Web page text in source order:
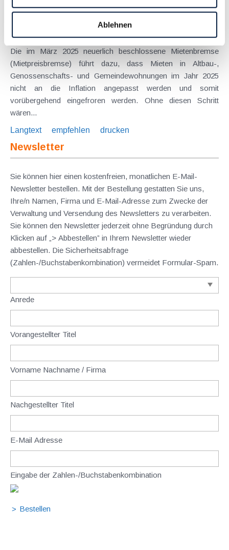
Ablehnen
Kurz-Info zur Mietpreisbremse
Die im März 2025 neuerlich beschlossene Mietenbremse
(Mietpreisbremse) führt dazu, dass Mieten in Altbau-,
Genossenschafts- und Gemeindewohnungen im Jahr 2025
nicht an die Inflation angepasst werden und somit
vorübergehend eingefroren werden. Ohne diesen Schritt
wären...
Langtext
empfehlen drucken
Newsletter
Sie können hier einen kostenfreien, monatlichen E-Mail-
Newsletter bestellen. Mit der Bestellung gestatten Sie uns,
Ihre/n Namen, Firma und E-Mail-Adresse zum Zwecke der
Verwaltung und Versendung des Newsletters zu verarbeiten.
Sie können den Newsletter jederzeit ohne Begründung durch
Klicken auf „> Abbestellen” in Ihrem Newsletter wieder
abbestellen. Die Sicherheitsabfrage
(Zahlen-/Buchstabenkombination) vermeidet Formular-Spam.
Anrede
Vorangestellter Titel
Vorname Nachname / Firma
Nachgestellter Titel
E-Mail Adresse
Eingabe der Zahlen-/Buchstabenkombination